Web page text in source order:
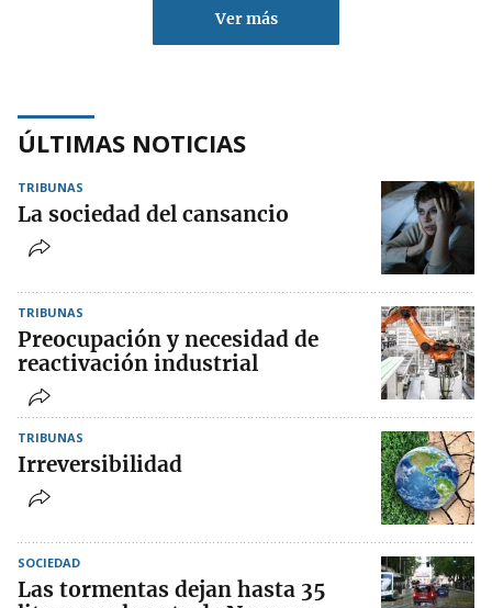
Ver más
ÚLTIMAS NOTICIAS
TRIBUNAS
La sociedad del cansancio
TRIBUNAS
Preocupación y necesidad de
reactivación industrial
TRIBUNAS
Irreversibilidad
SOCIEDAD
Las tormentas dejan hasta 35